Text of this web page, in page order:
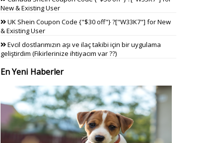
New & Existing User
UK Shein Coupon Code {"$30 off"} ?["W33K7"] for New
& Existing User
Evcil dostlarımızın aşı ve ilaç takibi için bir uygulama
geliştirdim (Fikirlerinize ihtiyacım var ??)
En Yeni Haberler